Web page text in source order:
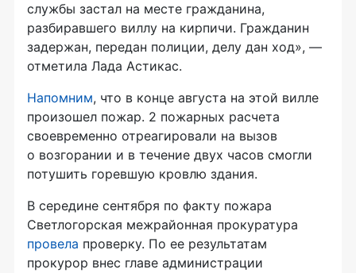
службы застал на месте гражданина,
разбиравшего виллу на кирпичи. Гражданин
задержан, передан полиции, делу дан ход», —
отметила Лада Астикас.
Напомним, что в конце августа на этой вилле
произошел пожар. 2 пожарных расчета
своевременно отреагировали на вызов
о возгорании и в течение двух часов смогли
потушить горевшую кровлю здания.
В середине сентября по факту пожара
Светлогорская межрайонная прокуратура
провела проверку. По ее результатам
прокурор внес главе администрации